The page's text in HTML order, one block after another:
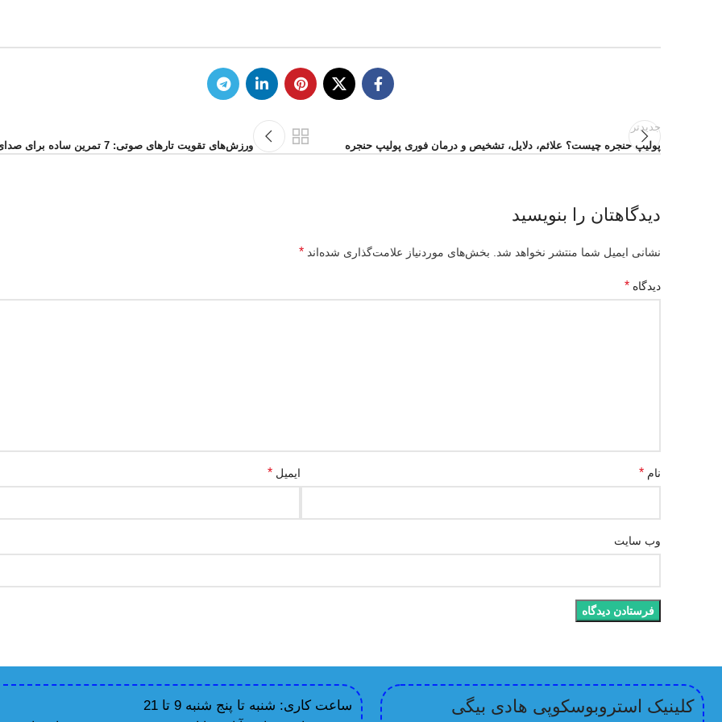
جدیدتر
پولیپ حنجره چیست؟ علائم، دلایل، تشخیص و درمان فوری پولیپ حنجره
ورزش‌های تقویت تارهای صوتی: 7 تمرین ساده برای صدای قوی و سالم
دیدگاهتان را بنویسید
نشانی ایمیل شما منتشر نخواهد شد. بخش‌های موردنیاز علامت‌گذاری شده‌اند *
دیدگاه *
نام * ایمیل *
وب‌ سایت
کلینیک استروبوسکوپی هادی بیگی ساعت کاری: شنبه تا پنج شنبه 9 تا 21